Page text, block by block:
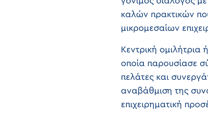
καλών πρακτικών
μικρομεσαίων
Κεντρική
οποία παρουσίασε
πελάτες και
αναβάθμιση της
επιχειρηματική